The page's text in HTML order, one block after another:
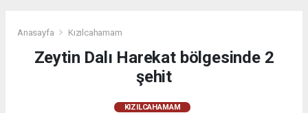
Anasayfa Kızılcahamam
Zeytin Dalı Harekat bölgesinde 2
şehit
KIZILCAHAMAM